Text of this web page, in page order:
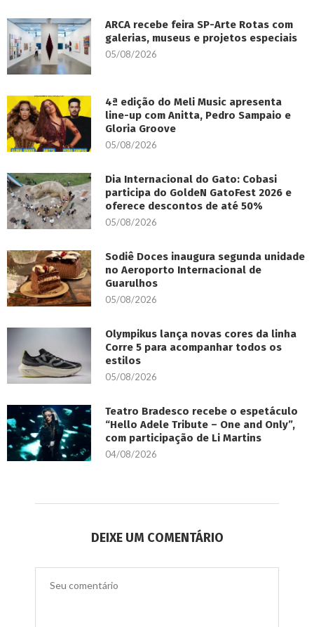
ARCA recebe feira SP-Arte Rotas com
galerias, museus e projetos especiais
05/08/2026
4ª edição do Meli Music apresenta
line-up com Anitta, Pedro Sampaio e
Gloria Groove
05/08/2026
Dia Internacional do Gato: Cobasi
participa do GoldeN GatoFest 2026 e
oferece descontos de até 50%
05/08/2026
Sodiê Doces inaugura segunda unidade
no Aeroporto Internacional de
Guarulhos
05/08/2026
Olympikus lança novas cores da linha
Corre 5 para acompanhar todos os
estilos
05/08/2026
Teatro Bradesco recebe o espetáculo
“Hello Adele Tribute – One and Only”,
com participação de Li Martins
04/08/2026
DEIXE UM COMENTÁRIO